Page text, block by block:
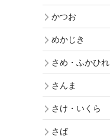
かつお
めかじき
さめ・ふかひれ
さんま
さけ・いくら
さば